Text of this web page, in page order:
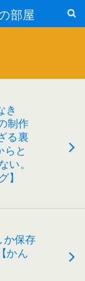
部屋
き
制作
る裏
らと
い。
】
か保存
かん